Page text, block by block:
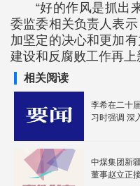
“好的作风是抓出
委监委相关负责人表
加坚定的决心和更加
建设和反腐败工作再上
相关阅读
李希在二十
习时强调 深
中煤集团新
董事赵立正